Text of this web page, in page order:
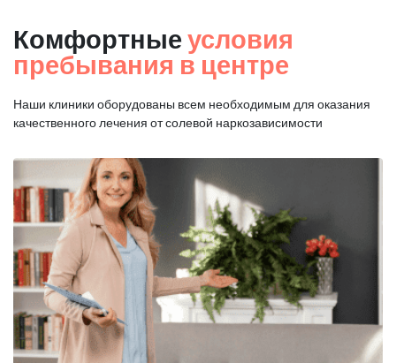
Комфортные условия
пребывания в центре
Наши клиники оборудованы всем необходимым для оказания
качественного лечения от солевой наркозависимости